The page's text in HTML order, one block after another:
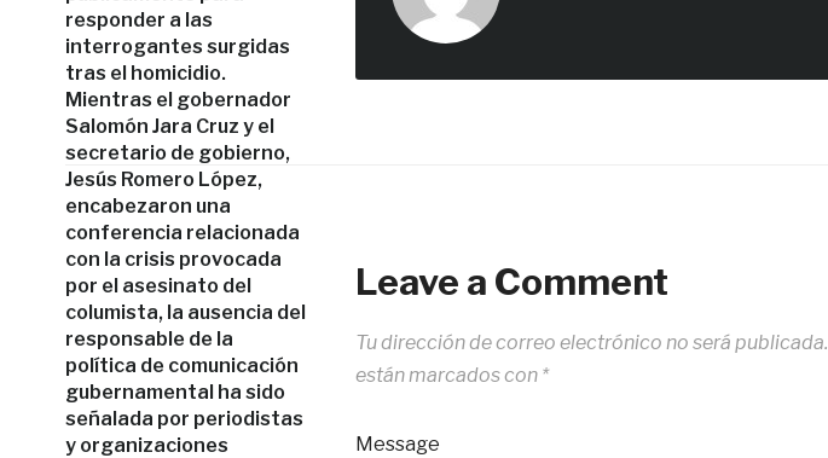
responder a las
interrogantes surgidas
tras el homicidio.
Mientras el gobernador
Salomón Jara Cruz y el
secretario de gobierno,
Jesús Romero López,
encabezaron una
conferencia relacionada
con la crisis provocada
por el asesinato del
columista, la ausencia del
responsable de la
política de comunicación
gubernamental ha sido
señalada por periodistas
y organizaciones
Leave a Comment
Tu dirección de correo electrónico no será publicada.
están marcados con *
Message